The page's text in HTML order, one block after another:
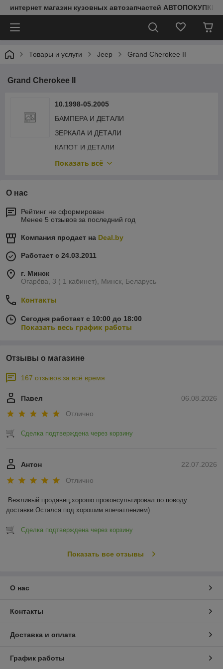
интернет магазин кузовных автозапчастей АВТОПОКУПКИ
Товары и услуги Jeep Grand Cherokee II
Grand Cherokee II
10.1998-05.2005
БАМПЕРА И ДЕТАЛИ
ЗЕРКАЛА И ДЕТАЛИ
КАПОТ И ДЕТАЛИ
КРЫЛЬЯ И ДЕТАЛИ
ПОДКРЫЛКИ
Показать всё
О нас
Рейтинг не сформирован
Менее 5 отзывов за последний год
Компания продает на Deal.by
Работает с 24.03.2011
г. Минск
Огарёва, 3 ( 1 кабинет), Минск, Беларусь
Контакты
Сегодня работает с 10:00 до 18:00
Показать весь график работы
Отзывы о магазине
167 отзывов за всё время
06.08.2026
Павел
Отлично
Сделка подтверждена через корзину
22.07.2026
Антон
Отлично
Вежливый продавец,хорошо проконсультировал по поводу
доставки.Остался под хорошим впечатлением)
Сделка подтверждена через корзину
Показать все отзывы
О нас
Контакты
Доставка и оплата
График работы